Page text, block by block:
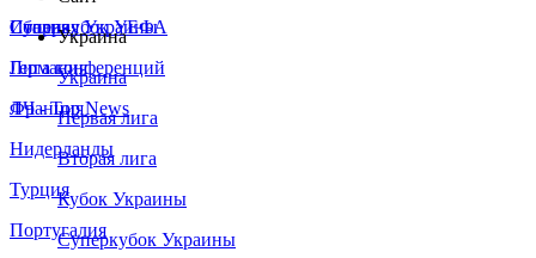
Сборная Украины
Италия
Германия
Франция
Нидерланды
Турция
Португалия
Суперкубок УЕФА
Лига конференций
ЛЧ - Top News
Украина
Украина
Первая лига
Вторая лига
Кубок Украины
Суперкубок Украины